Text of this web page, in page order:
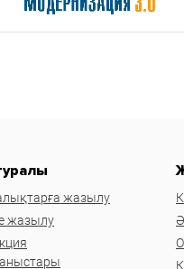
жазылу
жазылу